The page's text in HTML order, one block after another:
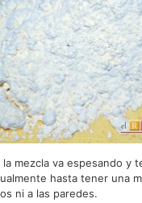
mezcla va espesando y
hasta tener una
ni a las paredes.